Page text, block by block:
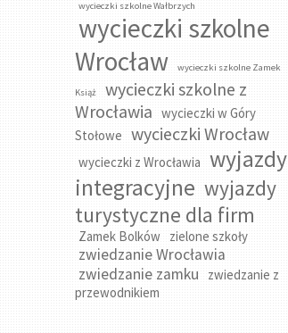
wycieczki szkolne Wałbrzych
wycieczki szkolne
Wrocław
wycieczki szkolne Zamek
Książ
wycieczki szkolne z
Wrocławia wycieczki w Góry
Stołowe wycieczki Wrocław
wycieczki z Wrocławia wyjazdy
integracyjne wyjazdy
turystyczne dla firm
Zamek Bolków zielone szkoły
zwiedzanie Wrocławia
zwiedzanie zamku
zwiedzanie z
przewodnikiem